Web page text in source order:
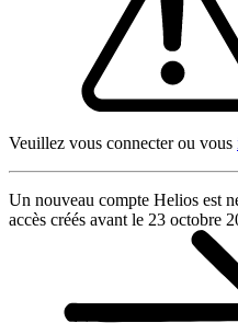
Veuillez vous connecter ou vous
Un nouveau compte Helios est
accès créés avant le 23 octobre